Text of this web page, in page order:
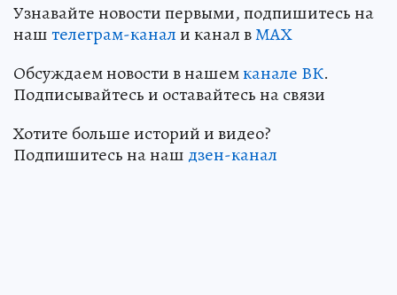
Узнавайте новости первыми, подпишитесь на
наштелеграм-канали канал вМАХ
Обсуждаем новости в нашемканале ВК.
Подписывайтесь и оставайтесь на связи
Хотите больше историй и видео?
Подпишитесь на наш дзен-канал